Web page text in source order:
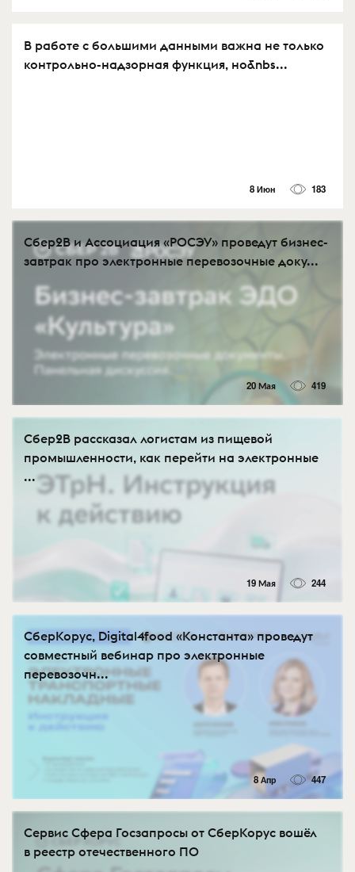
В работе с большими данными важна не только
контрольно-надзорная функция, но&nbs...
8 Июн 183
Сбер2В и Ассоциация «РОСЭУ» проведут бизнес-
завтрак про электронные перевозочные доку...
20 Мая 419
Сбер2B рассказал логистам из пищевой
промышленности, как перейти на электронные
...
19 Мая 244
СберКорус, Digital4food «Константа» проведут
совместный вебинар про электронные
перевозочн...
8 Апр 447
Сервис Сфера Госзапросы от СберКорус вошёл
в реестр отечественного ПО